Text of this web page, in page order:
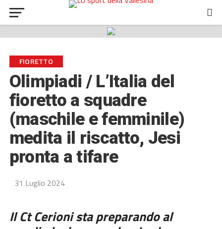
FIORETTO
Olimpiadi / L’Italia del
fioretto a squadre
(maschile e femminile)
medita il riscatto, Jesi
pronta a tifare
31 Luglio 2024
Il Ct Cerioni sta preparando al